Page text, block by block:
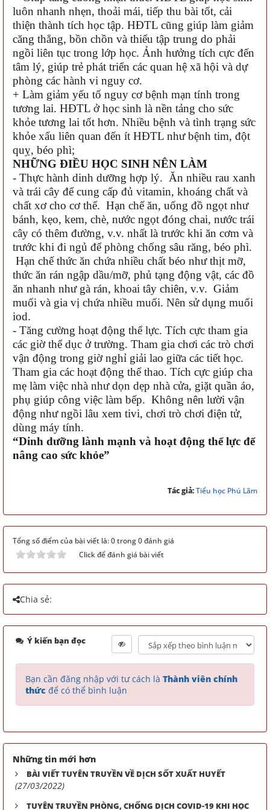
luôn nhanh nhẹn, thoải mái, tiếp thu bài tốt, cải
thiện thành tích học tập. HĐTL cũng giúp làm giảm
căng thẳng, bồn chồn và thiếu tập trung do phải
ngồi liên tục trong lớp học. Ảnh hưởng tích cực đến
tâm lý, giúp trẻ phát triển các quan hệ xã hội và dự
phòng các hành vi nguy cơ.
+ Làm giảm yếu tố nguy cơ bệnh mạn tính trong
tương lai. HĐTL ở học sinh là nền tảng cho sức
khỏe tương lai tốt hơn. Nhiều bệnh và tình trạng sức
khỏe xấu liên quan đến ít HĐTL như bệnh tim, đột
quỵ, béo phì;
NHỮNG ĐIỀU HỌC SINH NÊN LÀM
- Thực hành dinh dưỡng hợp lý. Ăn nhiều rau xanh
và trái cây để cung cấp đủ vitamin, khoáng chất và
chất xơ cho cơ thể. Hạn chế ăn, uống đồ ngọt như
bánh, kẹo, kem, chè, nước ngọt đóng chai, nước trái
cây có thêm đường, v.v. nhất là trước khi ăn cơm và
trước khi đi ngủ để phòng chống sâu răng, béo phì.
Hạn chế thức ăn chứa nhiều chất béo như thịt mỡ,
thức ăn rán ngập dầu/mỡ, phủ tạng động vật, các đồ
ăn nhanh như gà rán, khoai tây chiên, v.v. Giảm
muối và gia vị chứa nhiều muối. Nên sử dụng muối
iod.
- Tăng cường hoạt động thể lực. Tích cực tham gia
các giờ thể dục ở trường. Tham gia chơi các trò chơi
vận động trong giờ nghỉ giải lao giữa các tiết học.
Tham gia các hoạt động thể thao. Tích cực giúp cha
mẹ làm việc nhà như dọn dẹp nhà cửa, giặt quần áo,
phụ giúp công việc làm bếp. Không nên lười vận
động như ngồi lâu xem tivi, chơi trò chơi điện tử,
dùng máy tính.
“Dinh dưỡng lành mạnh và hoạt động thể lực để
nâng cao sức khỏe”
Tác giả:Tiểu học Phú Lãm
Tổng số điểm của bài viết là: 0 trong 0 đánh giá
Click để đánh giá bài viết
Chia sẻ:
Ý kiến bạn đọc
Bạn cần đăng nhập với tư cách là Thành viên chính
thức để có thể bình luận
Những tin mới hơn
BÀI VIẾT TUYÊN TRUYỀN VỀ DỊCH SỐT XUẤT HUYẾT
(27/03/2022)
TUYÊN TRUYỀN PHÒNG, CHỐNG DỊCH COVID-19 KHI HỌC